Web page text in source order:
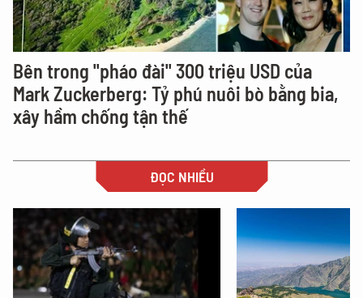
Bên trong "pháo đài" 300 triệu USD của
Mark Zuckerberg: Tỷ phú nuôi bò bằng bia,
xây hầm chống tận thế
ĐỌC NHIỀU